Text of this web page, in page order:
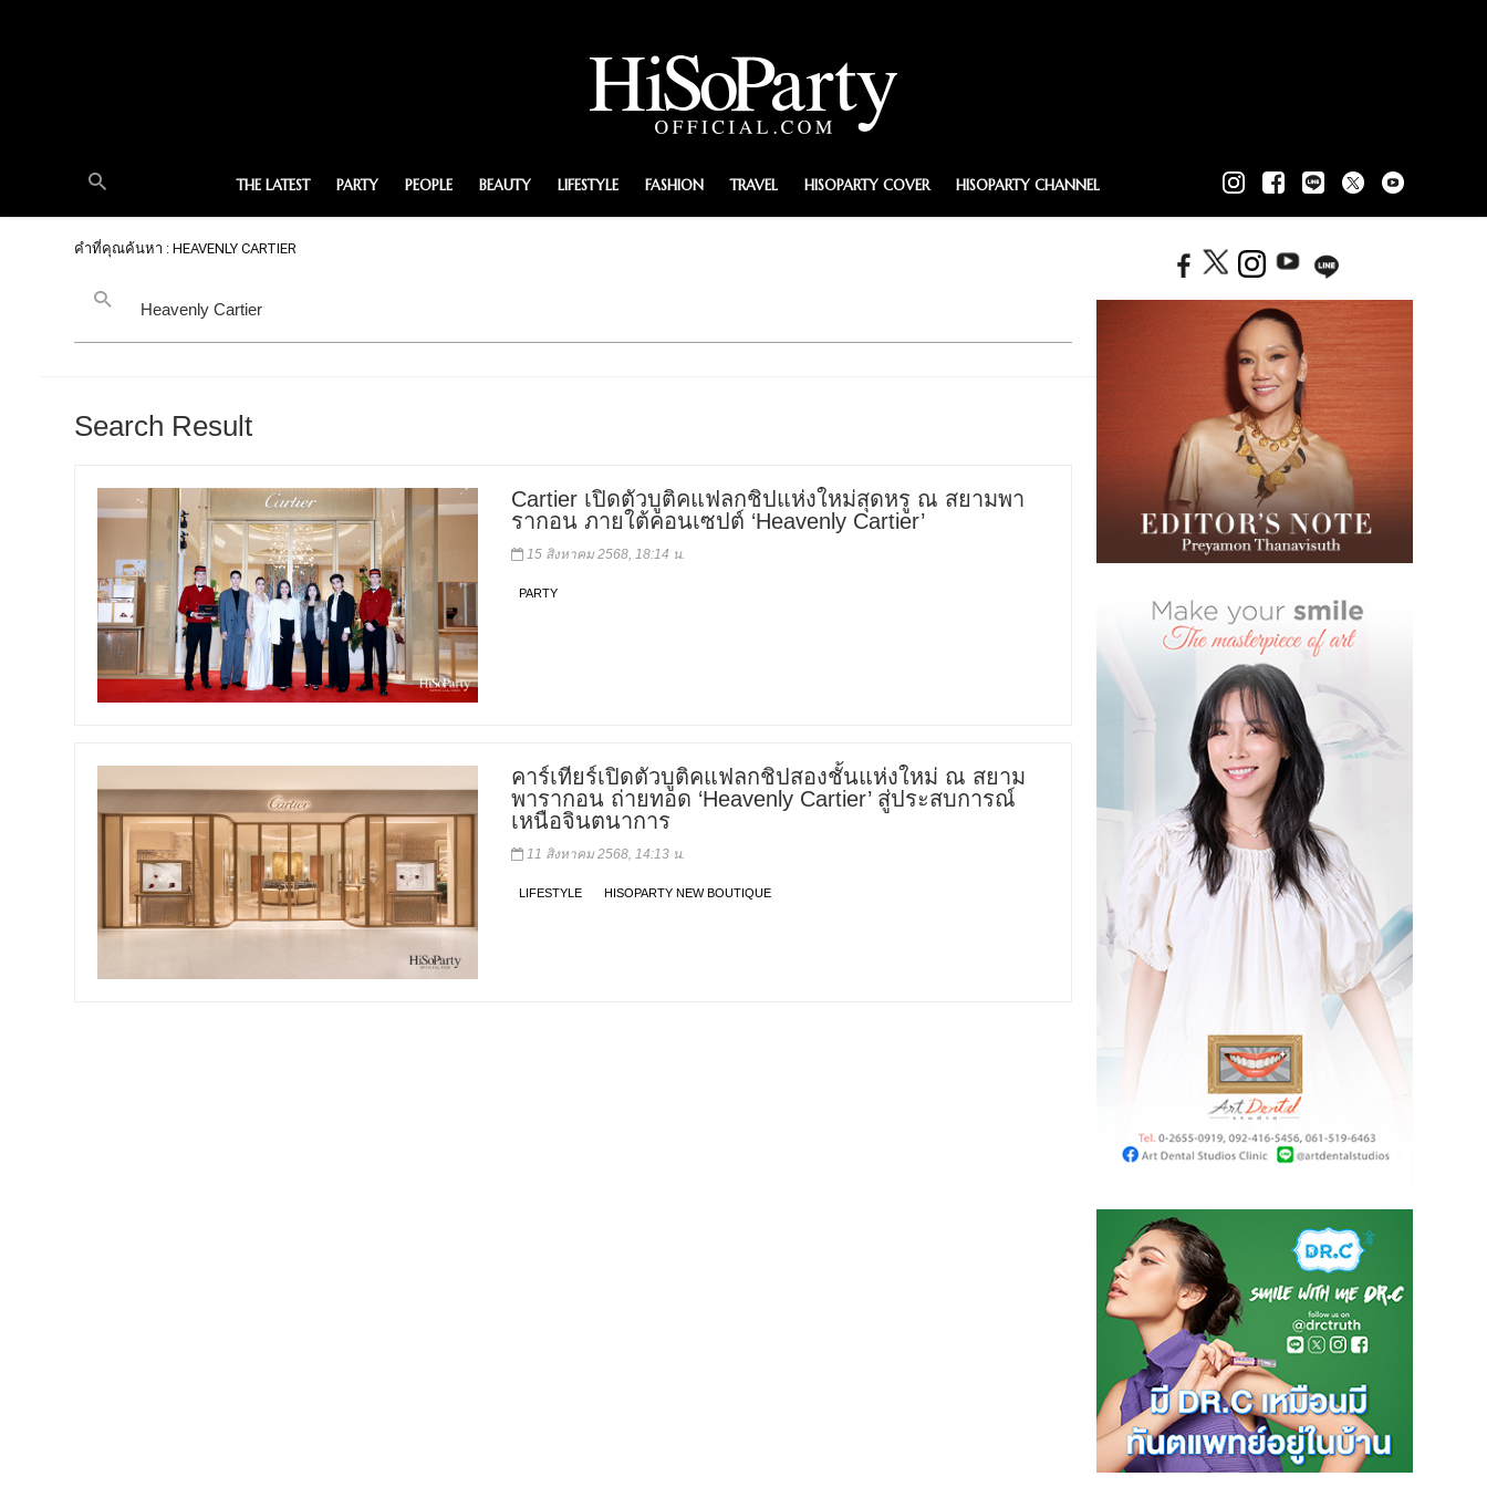
THE LATEST PARTY PEOPLE BEAUTY LIFESTYLE FASHION TRAVEL HISOPARTY COVER HISOPARTY CHANNEL
คำที่คุณค้นหา : HEAVENLY CARTIER
Search Result
Cartier เปิดตัวบูติคแฟลกชิปแห่งใหม่สุดหรู ณ สยามพา
รากอน ภายใต้คอนเซปต์ ‘Heavenly Cartier’
15 สิงหาคม 2568, 18:14 น.
PARTY
คาร์เทียร์เปิดตัวบูติคแฟลกชิปสองชั้นแห่งใหม่ ณ สยาม
พารากอน ถ่ายทอด ‘Heavenly Cartier’ สู่ประสบการณ์
เหนือจินตนาการ
11 สิงหาคม 2568, 14:13 น.
LIFESTYLE HISOPARTY NEW BOUTIQUE